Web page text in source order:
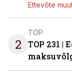
Ettevõte
2
TOP
TOP 231 |